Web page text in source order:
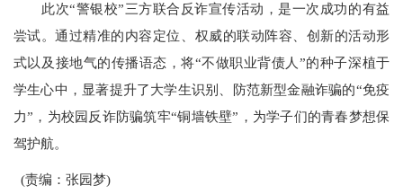
此次“警银校”三方联合反诈宣传活动，是一次成功的有益
尝试。通过精准的内容定位、权威的联动阵容、创新的活动形
式以及接地气的传播语态，将“不做职业背债人”的种子深植于
学生心中，显著提升了大学生识别、防范新型金融诈骗的“免疫
力”，为校园反诈防骗筑牢“铜墙铁壁”，为学子们的青春梦想保
驾护航。
(责编：张园梦)